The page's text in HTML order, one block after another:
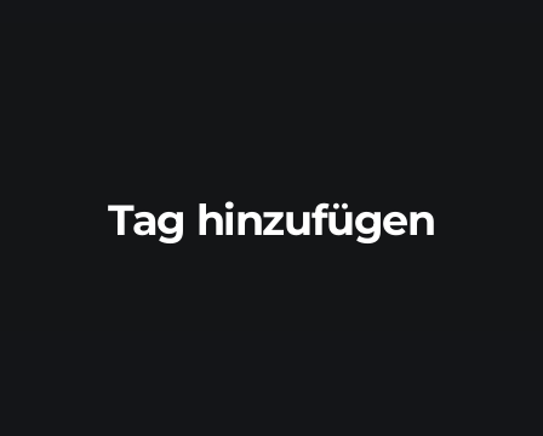
Tag hinzufügen